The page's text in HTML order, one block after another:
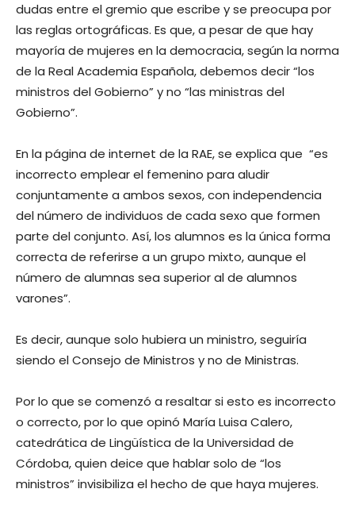
dudas entre el gremio que escribe y se preocupa por
las reglas ortográficas. Es que, a pesar de que hay
mayoría de mujeres en la democracia, según la norma
de la Real Academia Española, debemos decir “los
ministros del Gobierno” y no “las ministras del
Gobierno”.
En la página de internet de la RAE, se explica que “es
incorrecto emplear el femenino para aludir
conjuntamente a ambos sexos, con independencia
del número de individuos de cada sexo que formen
parte del conjunto. Así, los alumnos es la única forma
correcta de referirse a un grupo mixto, aunque el
número de alumnas sea superior al de alumnos
varones”.
Es decir, aunque solo hubiera un ministro, seguiría
siendo el Consejo de Ministros y no de Ministras.
Por lo que se comenzó a resaltar si esto es incorrecto
o correcto, por lo que opinó María Luisa Calero,
catedrática de Lingüística de la Universidad de
Córdoba, quien deice que hablar solo de “los
ministros” invisibiliza el hecho de que haya mujeres.